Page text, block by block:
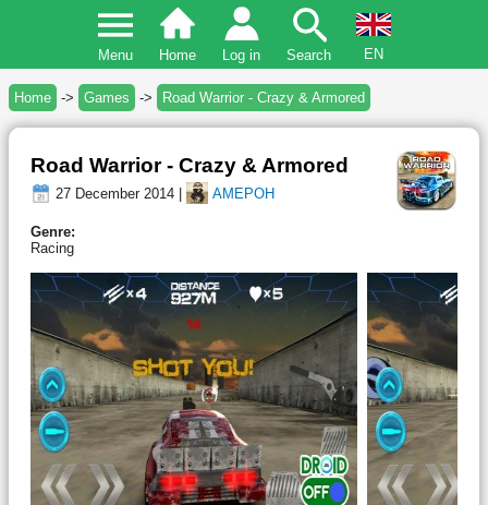
Menu Home Log in Search EN
Home -> Games -> Road Warrior - Crazy & Armored
Road Warrior - Crazy & Armored
27 December 2014 | AMEPOH
Genre:
Racing